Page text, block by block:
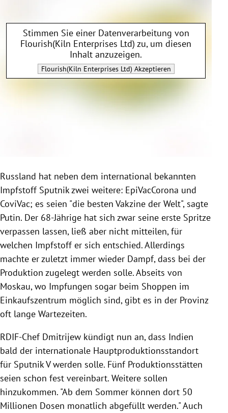
Stimmen Sie einer Datenverarbeitung von
Flourish(Kiln Enterprises Ltd) zu, um diesen
Inhalt anzuzeigen.
Flourish(Kiln Enterprises Ltd) Akzeptieren
Russland hat neben dem international bekannten
Impfstoff Sputnik zwei weitere: EpiVacCorona und
CoviVac; es seien "die besten Vakzine der Welt", sagte
Putin. Der 68-Jährige hat sich zwar seine erste Spritze
verpassen lassen, ließ aber nicht mitteilen, für
welchen Impfstoff er sich entschied. Allerdings
machte er zuletzt immer wieder Dampf, dass bei der
Produktion zugelegt werden solle. Abseits von
Moskau, wo Impfungen sogar beim Shoppen im
Einkaufszentrum möglich sind, gibt es in der Provinz
oft lange Wartezeiten.
RDIF-Chef Dmitrijew kündigt nun an, dass Indien
bald der internationale Hauptproduktionsstandort
für Sputnik V werden solle. Fünf Produktionsstätten
seien schon fest vereinbart. Weitere sollen
hinzukommen. "Ab dem Sommer können dort 50
Millionen Dosen monatlich abgefüllt werden." Auch